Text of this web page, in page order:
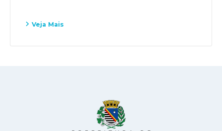
Veja Mais